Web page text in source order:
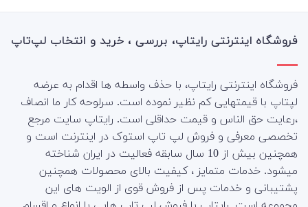
فروشگاه اینترنتی رایتاپ، بررسی ، خرید و انتخاب لپ‌تاپ
فروشگاه اینترنتی رایتاپ، با حذف واسطه ها اقدام به عرضه
لپتاپ با قیمتهایی کم نظیر نموده است. سرلوحه کار ما انصاف
،رعایت حق الناس و قیمت حداقلی است. رایتاپ سایت مرجع
تخصصی معرفی و فروش لپ تاپ استوک در اینترنت است و
همچنین بیش از 10 سال سابقه فعالیت در ایران شناخته
میشود. خدمات متمایز ، کیفیت بالای محصولات همچنین
پشتیبانی و خدمات پس از فروش قوی از الویت های این